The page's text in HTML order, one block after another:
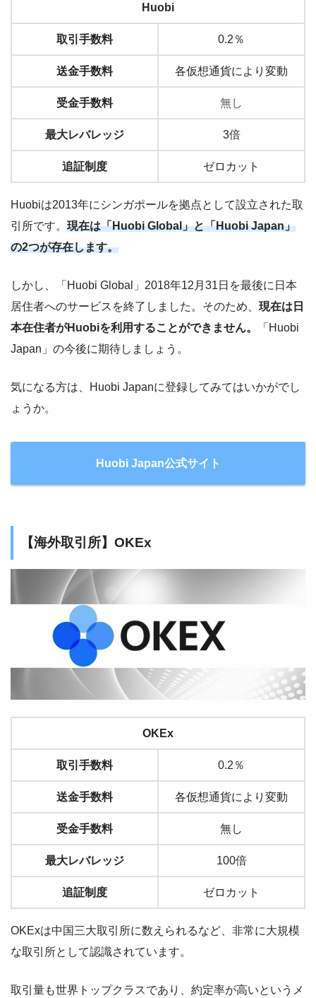
Huobi
取引手数料 0.2％
送金手数料 各仮想通貨により変動
受金手数料 無し
最大レバレッジ 3倍
追証制度 ゼロカット
Huobiは2013年にシンガポールを拠点として設立された取
引所です。 現在は「Huobi Global」と「Huobi Japan」
の2つが存在します。
しかし、「Huobi Global」2018年12月31日を最後に日本
居住者へのサービスを終了しました。そのため、 現在は日
本在住者がHuobiを利用することができません。
「Huobi
Japan」の今後に期待しましょう。
気になる方は、Huobi Japanに登録してみてはいかがでし
ょうか。
Huobi Japan公式サイト
【海外取引所】OKEx
OKEx
取引手数料 0.2％
送金手数料 各仮想通貨により変動
受金手数料 無し
最大レバレッジ 100倍
追証制度 ゼロカット
OKExは中国三大取引所に数えられるなど、非常に大規模
な取引所として認識されています。
取引量も世界トップクラスであり、約定率が高いというメ